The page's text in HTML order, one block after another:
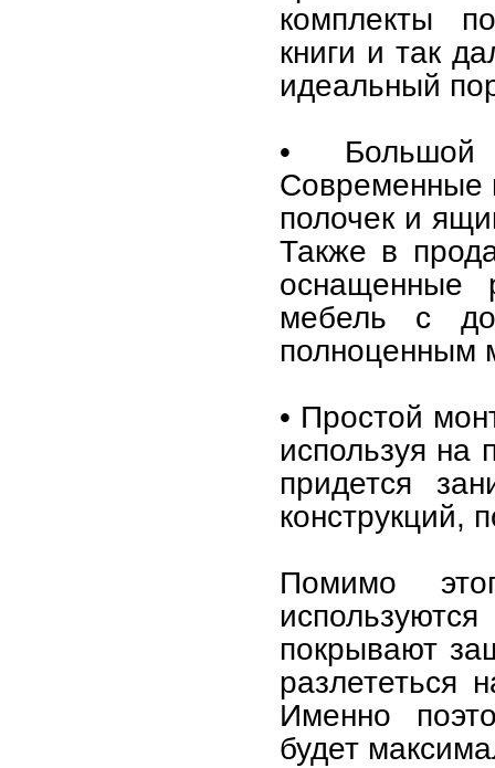
комплекты
книги и так
идеальный
• Большой
Современные
полочек и
Также в
оснащенные
мебель с
полноценным
• Простой
используя на
придется
конструкций,
Помимо
покрывают
разлететься
Именно
будет